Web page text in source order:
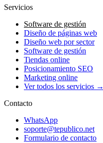
Servicios
Software de gestión
Diseño de páginas web
Diseño web por sector
Software de gestión
Tiendas online
Posicionamiento SEO
Marketing online
Ver todos los servicios →
Contacto
WhatsApp
soporte@tepublico.net
Formulario de contacto